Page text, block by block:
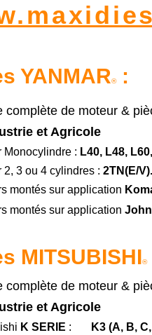
YANMAR®:
complète de moteur &
et Agricole
Monocylindre : L40, L48,
2, 3 ou 4 cylindres : 2TN(E/
montés sur application
montés sur application
complète de moteur &
et Agricole
K SERIE : K3 (A, B,
MITSUBISHI®